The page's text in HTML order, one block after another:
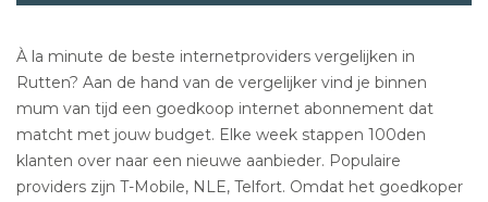
À la minute de beste internetproviders vergelijken in
Rutten? Aan de hand van de vergelijker vind je binnen
mum van tijd een goedkoop internet abonnement dat
matcht met jouw budget. Elke week stappen 100den
klanten over naar een nieuwe aanbieder. Populaire
providers zijn T-Mobile, NLE, Telfort. Omdat het goedkoper